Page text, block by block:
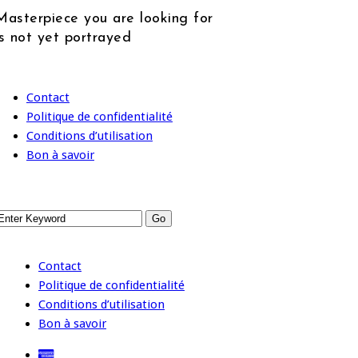
you are looking for
not yet portrayed
Contact
Politique de confidentialité
Conditions d’utilisation
Bon à savoir
Contact
Politique de confidentialité
Conditions d’utilisation
Bon à savoir